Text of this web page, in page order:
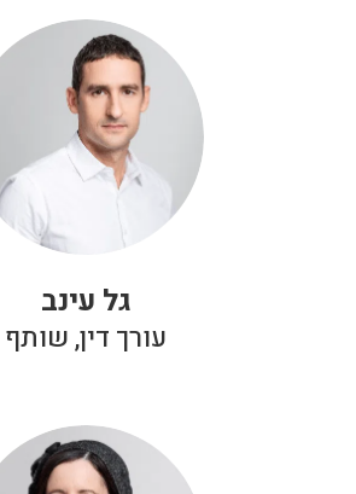
גל עינב
עורך דין, שותף